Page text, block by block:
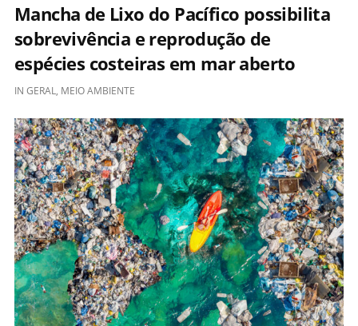
Mancha de Lixo do Pacífico possibilita
sobrevivência e reprodução de
espécies costeiras em mar aberto
IN GERAL, MEIO AMBIENTE